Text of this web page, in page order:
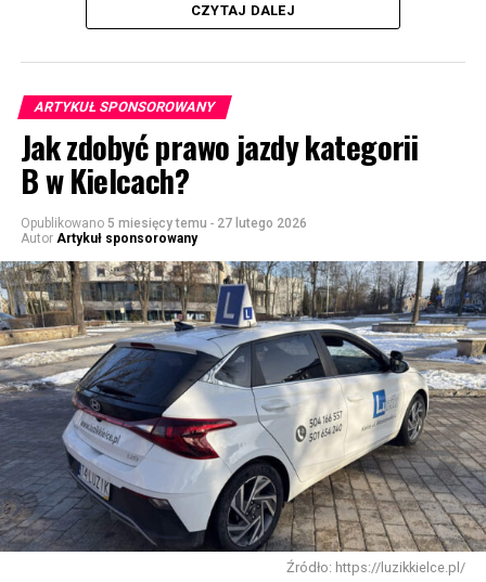
CZYTAJ DALEJ
ARTYKUŁ SPONSOROWANY
Jak zdobyć prawo jazdy kategorii
B w Kielcach?
Opublikowano 5 miesięcy temu - 27 lutego 2026
Autor Artykuł sponsorowany
Źródło: https://luzikkielce.pl/